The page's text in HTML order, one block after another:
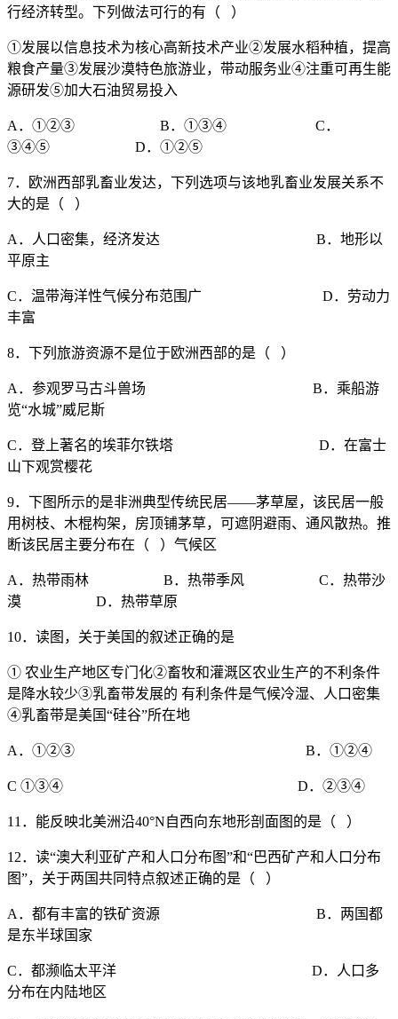
行经济转型。下列做法可行的有（ ）
①发展以信息技术为核心高新技术产业②发展水稻种植，提高
粮食产量③发展沙漠特色旅游业，带动服务业④注重可再生能
源研发⑤加大石油贸易投入
A．①②③ B．①③④ C．
③④⑤ D．①②⑤
7．欧洲西部乳畜业发达，下列选项与该地乳畜业发展关系不
大的是（ ）
A．人口密集，经济发达 B．地形以
平原主
C．温带海洋性气候分布范围广 D．劳动力
丰富
8．下列旅游资源不是位于欧洲西部的是（ ）
A．参观罗马古斗兽场 B．乘船游
览“水城”威尼斯
C．登上著名的埃菲尔铁塔 D．在富士
山下观赏樱花
9．下图所示的是非洲典型传统民居——茅草屋，该民居一般
用树枝、木棍构架，房顶铺茅草，可遮阴避雨、通风散热。推
断该民居主要分布在（ ）气候区
A．热带雨林 B．热带季风 C．热带沙
漠 D．热带草原
10．读图，关于美国的叙述正确的是
① 农业生产地区专门化②畜牧和灌溉区农业生产的不利条件
是降水较少③乳畜带发展的 有利条件是气候冷湿、人口密集
④乳畜带是美国“硅谷”所在地
A．①②③ B．①②④
C ①③④ D．②③④
11．能反映北美洲沿40°N自西向东地形剖面图的是（ ）
12．读“澳大利亚矿产和人口分布图”和“巴西矿产和人口分布
图”，关于两国共同特点叙述正确的是（ ）
A．都有丰富的铁矿资源 B．两国都
是东半球国家
C．都濒临太平洋 D．人口多
分布在内陆地区